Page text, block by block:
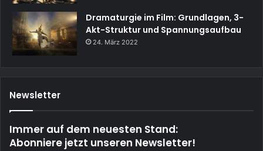
Dramaturgie im Film: Grundlagen, 3-
Akt-Struktur und Spannungsaufbau
24. März 2022
Newsletter
Immer auf dem neuesten Stand:
Abonniere jetzt unseren Newsletter!